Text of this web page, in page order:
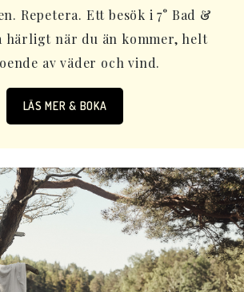
Repetera. Ett besök i 7° Bad &
härligt när du än kommer, helt
av väder och vind.
LÄS MER & BOKA